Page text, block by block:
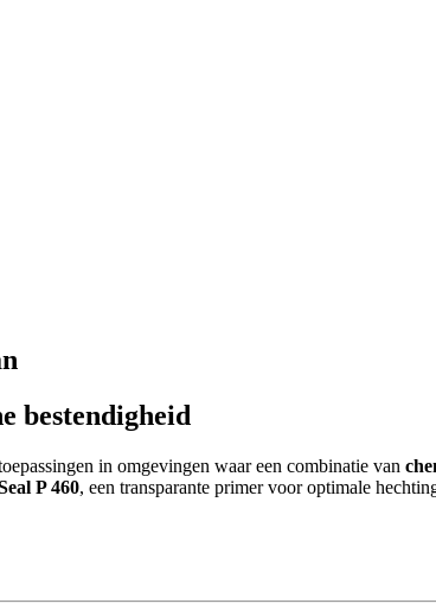
bestendigheid
in omgevingen waar een combinatie van
P 460, een transparante primer voor optimale